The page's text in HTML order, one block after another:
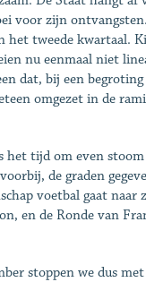
voor zijn
het tweede kwartaal.
nu eenmaal niet
dat, bij een
omgezet in de
het tijd om even
de graden
voetbal gaat naar
en de Ronde van
stoppen we dus